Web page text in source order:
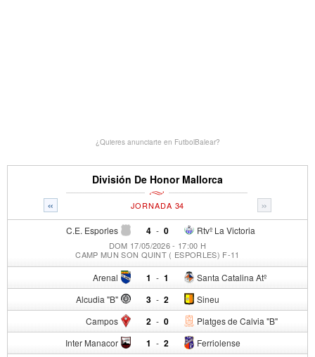
¿Quieres anunciarte en FutbolBalear?
División De Honor Mallorca
« »
JORNADA 34
C.E. Esporles 4 - Rtvº La Victoria
0
DOM 17/05/2026 - 17:00 H
CAMP MUN SON QUINT ( ESPORLES) F-11
Arenal 1 - Santa Catalina Atº
1
Alcudia "B" 3 - Sineu
2
Campos 2 - Platges de Calvia "B"
0
Inter Manacor 1 - Ferriolense
2